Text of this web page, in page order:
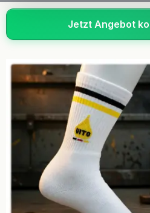
Jetzt Angebot